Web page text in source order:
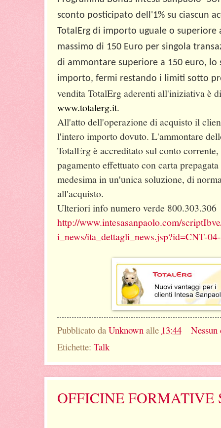
sconto posticipato dell'1% su ciascun
TotalErg di importo uguale o superiore
massimo di 150 Euro per singola
di ammontare superiore a 150 euro, lo
importo, fermi restando i limiti sotto
vendita TotalErg aderenti all'iniziativa è
www.totalerg.it.
All'atto dell'operazione di acquisto il
l'intero importo dovuto. L'ammontare
TotalErg è accreditato sul conto
pagamento effettuato con carta
medesima in un'unica soluzione, di
all'acquisto.
Ulteriori info numero verde 800.303.306
http://www.intesasanpaolo.com/
i_news/ita_dettagli_news.jsp?id=CNT-
Pubblicato da Unknown alle 13:44
Etichette: Talk
OFFICINE FORMATIVE